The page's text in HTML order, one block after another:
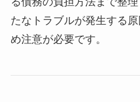
たなトラブルが発生する
め注意が必要です。